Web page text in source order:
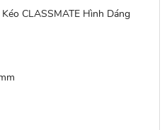
CLASSMATE Hình Dáng